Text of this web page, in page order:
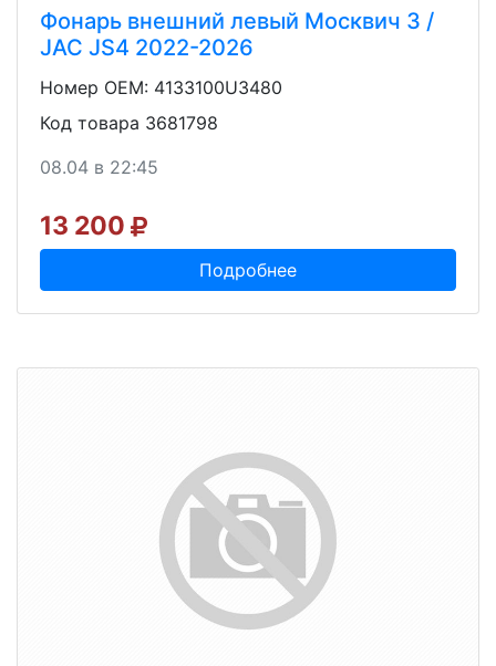
Фонарь внешний левый Москвич 3 /
JAC JS4 2022-2026
Номер OEM: 4133100U3480
Код товара 3681798
08.04 в 22:45
13 200
Подробнее